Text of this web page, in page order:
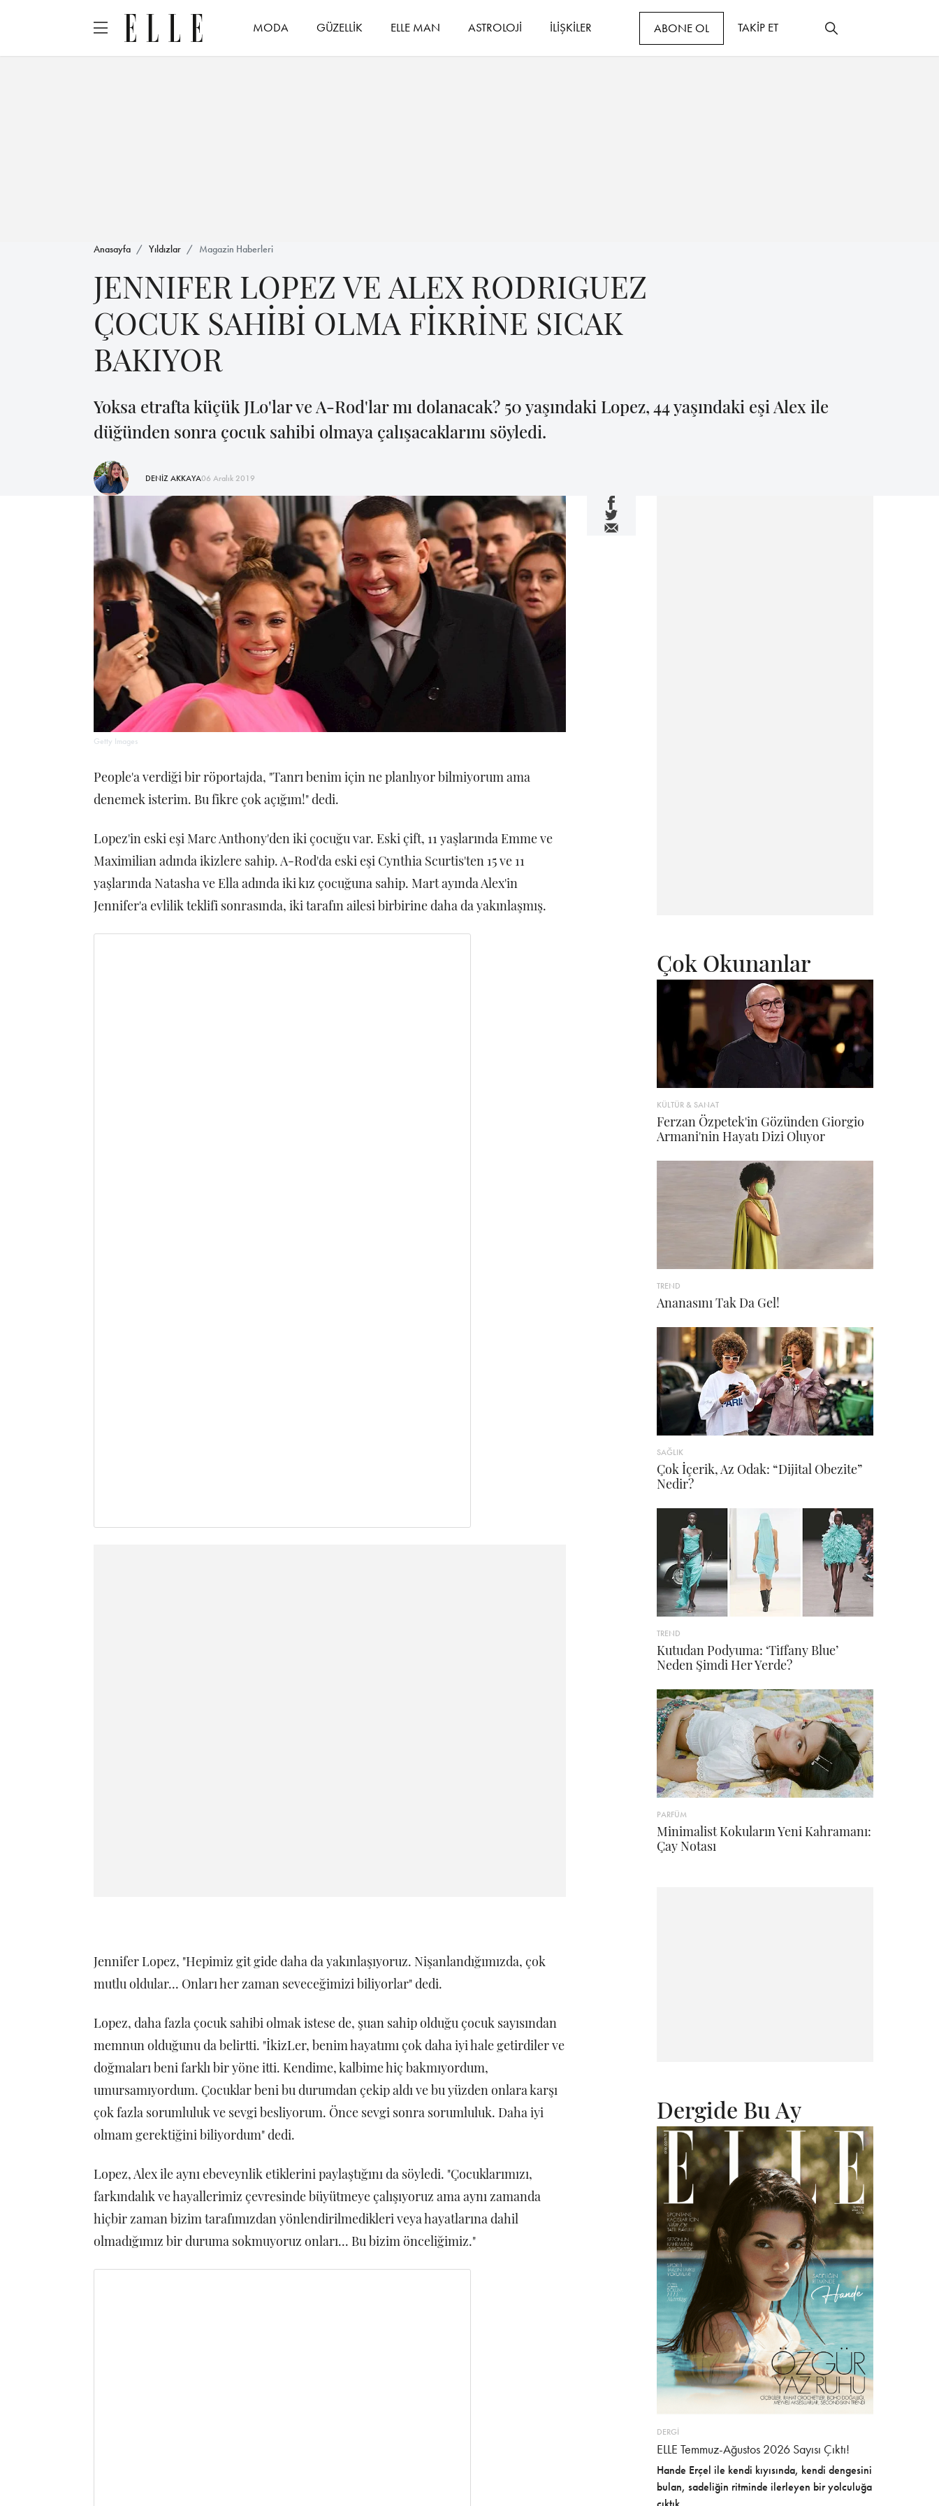
MODA GÜZELLİK ELLE MAN ASTROLOJİ İLİŞKİLER ABONE OL TAKİP ET
Anasayfa Yıldızlar Magazin Haberleri
JENNIFER LOPEZ VE ALEX RODRIGUEZ
ÇOCUK SAHİBİ OLMA FİKRİNE SICAK
BAKIYOR
Yoksa etrafta küçük JLo'lar ve A-Rod'lar mı dolanacak? 50 yaşındaki Lopez, 44 yaşındaki eşi Alex ile
düğünden sonra çocuk sahibi olmaya çalışacaklarını söyledi.
DENİZ AKKAYA06 Aralık 2019
Getty Images
People'a verdiği bir röportajda, "Tanrı benim için ne planlıyor bilmiyorum ama
denemek isterim. Bu fikre çok açığım!" dedi.
Lopez'in eski eşi Marc Anthony'den iki çocuğu var. Eski çift, 11 yaşlarında Emme ve
Maximilian adında ikizlere sahip. A-Rod'da eski eşi Cynthia Scurtis'ten 15 ve 11
yaşlarında Natasha ve Ella adında iki kız çocuğuna sahip. Mart ayında Alex'in
Jennifer'a evlilik teklifi sonrasında, iki tarafın ailesi birbirine daha da yakınlaşmış.
Jennifer Lopez, "Hepimiz git gide daha da yakınlaşıyoruz. Nişanlandığımızda, çok
mutlu oldular... Onları her zaman seveceğimizi biliyorlar" dedi.
Lopez, daha fazla çocuk sahibi olmak istese de, şuan sahip olduğu çocuk sayısından
memnun olduğunu da belirtti. "İkizLer, benim hayatımı çok daha iyi hale getirdiler ve
doğmaları beni farklı bir yöne itti. Kendime, kalbime hiç bakmıyordum,
umursamıyordum. Çocuklar beni bu durumdan çekip aldı ve bu yüzden onlara karşı
çok fazla sorumluluk ve sevgi besliyorum. Önce sevgi sonra sorumluluk. Daha iyi
olmam gerektiğini biliyordum" dedi.
Lopez, Alex ile aynı ebeveynlik etiklerini paylaştığını da söyledi. "Çocuklarımızı,
farkındalık ve hayallerimiz çevresinde büyütmeye çalışıyoruz ama aynı zamanda
hiçbir zaman bizim tarafımızdan yönlendirilmedikleri veya hayatlarına dahil
olmadığımız bir duruma sokmuyoruz onları... Bu bizim önceliğimiz."
Çok Okunanlar
KÜLTÜR & SANAT
Ferzan Özpetek'in Gözünden Giorgio
Armani'nin Hayatı Dizi Oluyor
TREND
Ananasını Tak Da Gel!
SAĞLIK
Çok İçerik, Az Odak: “Dijital Obezite”
Nedir?
TREND
Kutudan Podyuma: ‘Tiffany Blue’
Neden Şimdi Her Yerde?
PARFÜM
Minimalist Kokuların Yeni Kahramanı:
Çay Notası
Dergide Bu Ay
DERGİ
ELLE Temmuz-Ağustos 2026 Sayısı Çıktı!
Hande Erçel ile kendi kıyısında, kendi dengesini
bulan, sadeliğin ritminde ilerleyen bir yolculuğa